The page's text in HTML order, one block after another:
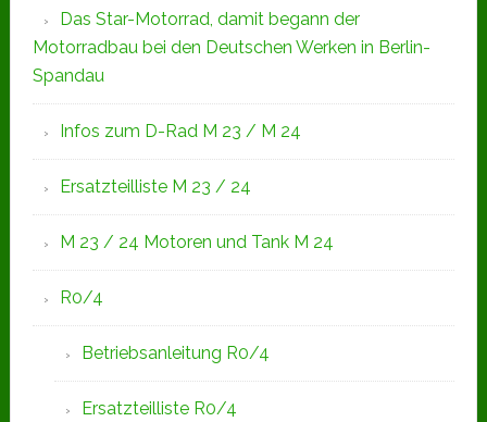
Das Star-Motorrad, damit begann der
Motorradbau bei den Deutschen Werken in Berlin-
Spandau
Infos zum D-Rad M 23 / M 24
Ersatzteilliste M 23 / 24
M 23 / 24 Motoren und Tank M 24
R0/4
Betriebsanleitung R0/4
Ersatzteilliste R0/4